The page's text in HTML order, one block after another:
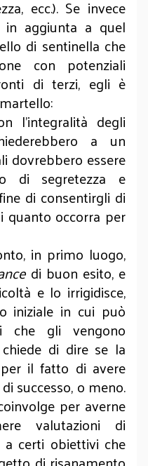
ecc.). Se invece
in aggiunta a quel
di sentinella che
con potenziali
di terzi, egli è
l’integralità degli
a un
dovrebbero essere
di segretezza e
di consentirgli di
quanto occorra per
in primo luogo,
di buon esito, e
e lo irrigidisce,
iniziale in cui può
che gli vengono
di dire se la
il fatto di avere
successo, o meno.
per averne
valutazioni di
certi obiettivi che